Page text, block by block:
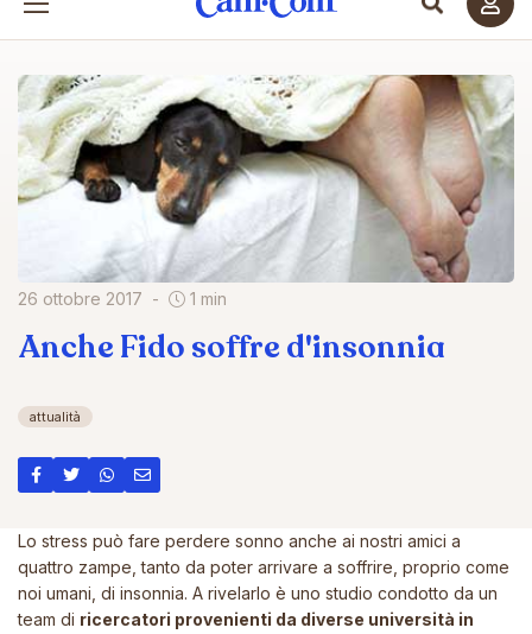
26 ottobre 2017 1 min
Anche Fido soffre d'insonnia
attualità
Lo stress può fare perdere sonno anche ai nostri amici a
quattro zampe, tanto da poter arrivare a soffrire, proprio come
noi umani, di insonnia. A rivelarlo è uno studio condotto da un
team di ricercatori provenienti da diverse università in